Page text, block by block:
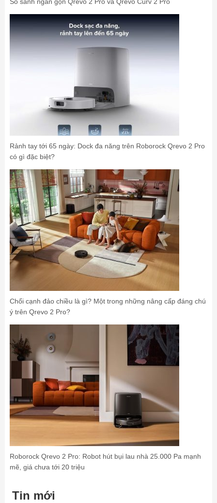
Rảnh tay tới 65 ngày: Dock đa năng trên Roborock Qrevo 2 Pro
có gì đặc biệt?
Chổi cạnh đảo chiều là gì? Một trong những nâng cấp đáng chú
ý trên Qrevo 2 Pro?
Roborock Qrevo 2 Pro: Robot hút bụi lau nhà 25.000 Pa mạnh
mẽ, giá chưa tới 20 triệu
Tin mới